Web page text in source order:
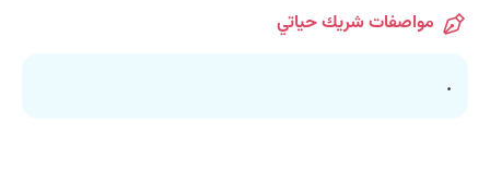
مواصفات شريك حياتي
.